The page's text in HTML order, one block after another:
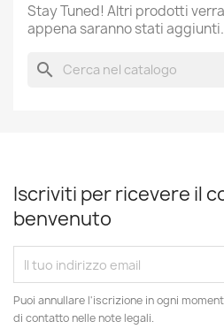
Stay Tuned! Altri prodotti
appena saranno stati aggiunti.
search
Iscriviti per ricevere il
benvenuto
Puoi annullare l'iscrizione in ogni
di contatto nelle note legali.